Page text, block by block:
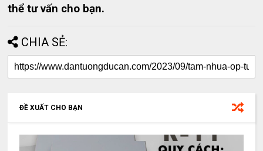
thể tư vấn cho bạn.
CHIA SẺ:
ĐỀ XUẤT CHO BẠN